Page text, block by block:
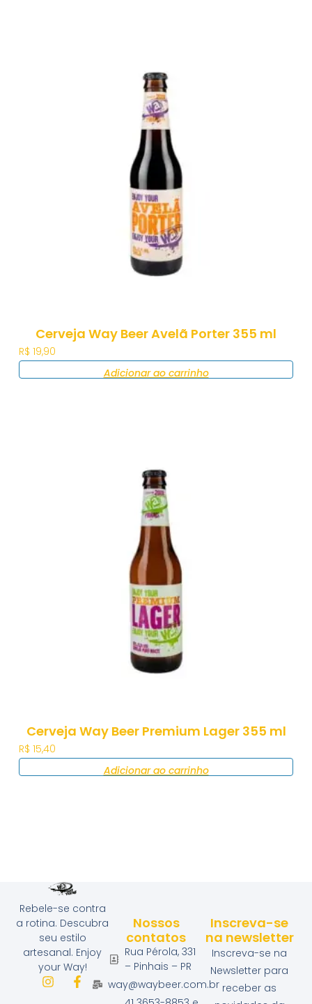
Cerveja Way Beer Avelã Porter 355 ml
R$ 19,90
Adicionar ao carrinho
Cerveja Way Beer Premium Lager 355 ml
R$ 15,40
Adicionar ao carrinho
Rebele-se contra
a rotina. Descubra
seu estilo
artesanal. Enjoy
your Way!
Nossos
contatos
Rua Pérola, 331
– Pinhais – PR
way@waybeer.com.br
Inscreva-se
na newsletter
Inscreva-se na
Newsletter para
receber as